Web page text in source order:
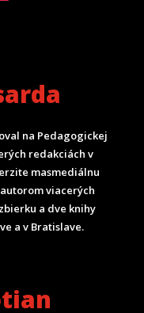
na Pedagogickej
redakciách v
masmediálnu
viacerých
a dve knihy
a v Bratislave.